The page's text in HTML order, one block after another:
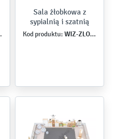
0005
Sala żłobkowa z
sypialnią i szatnią
Kod produktu: WIZ-ZLO-MB-0016